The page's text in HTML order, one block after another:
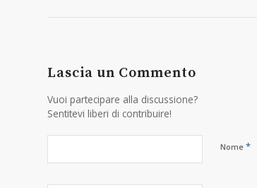
Lascia un Commento
Vuoi partecipare alla discussione?
Sentitevi liberi di contribuire!
Nome *